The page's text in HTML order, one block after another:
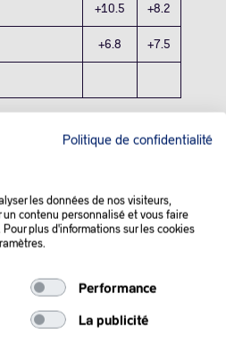
+10.5 +8.2
+6.8 +7.5
T-IL
:
pourparlers entre Washington et
semaine, les investisseurs restant
aux risques d’embrasement.
Politique de confidentialité
les données de nos visiteurs,
contenu personnalisé et vous faire
plus d'informations sur les cookies
Performance
La publicité